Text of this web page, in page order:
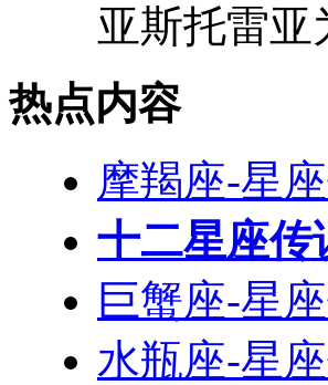
亚斯托雷亚
热点内容
摩羯座-星
十二星座传
巨蟹座-星
水瓶座-星